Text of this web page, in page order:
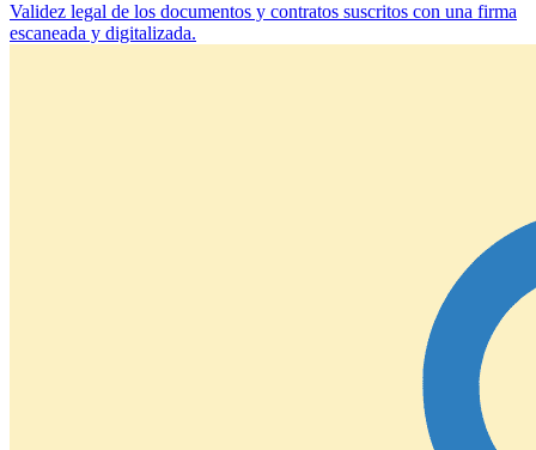
Validez legal de los documentos y contratos suscritos con una firma
escaneada y digitalizada.